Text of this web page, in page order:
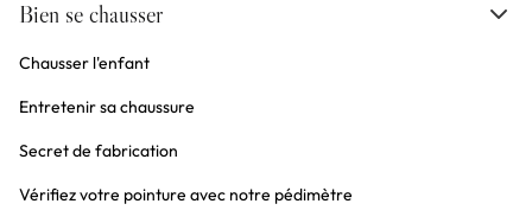
Bien se chausser
Chausser l'enfant
Entretenir sa chaussure
Secret de fabrication
Vérifiez votre pointure avec notre pédimètre